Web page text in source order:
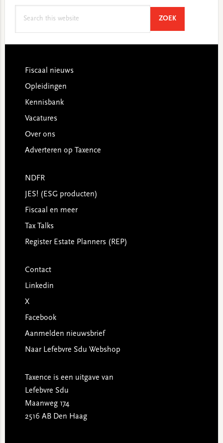
ZOEKSEARCH
Footer
Fiscaal nieuws
Opleidingen
Kennisbank
Vacatures
Over ons
Adverteren op Taxence
NDFR
JES! (ESG producten)
Fiscaal en meer
Tax Talks
Register Estate Planners (REP)
Contact
Linkedin
X
Facebook
Aanmelden nieuwsbrief
Naar Lefebvre Sdu Webshop
Taxence is een uitgave van
Lefebvre Sdu
Maanweg 174
2516 AB Den Haag